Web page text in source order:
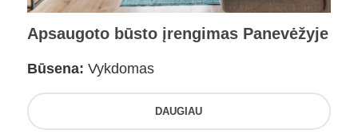
Apsaugoto būsto įrengimas Panevėžyje
Būsena: Vykdomas
DAUGIAU